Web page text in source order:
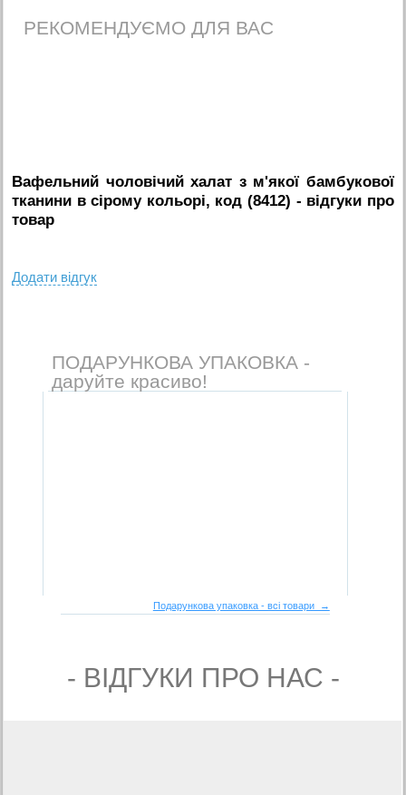
РЕКОМЕНДУЄМО ДЛЯ ВАС
Вафельний чоловічий халат з м'якої бамбукової
тканини в сірому кольорі, код (8412) - вiдгуки про
товар
Додати вiдгук
ПОДАРУНКОВА УПАКОВКА -
даруйте красиво!
Подарункова упаковка - всі товари →
- ВIДГУКИ ПРО НАС -